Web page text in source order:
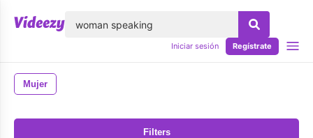
Iniciar sesión Regístrate
Mujer
Filters